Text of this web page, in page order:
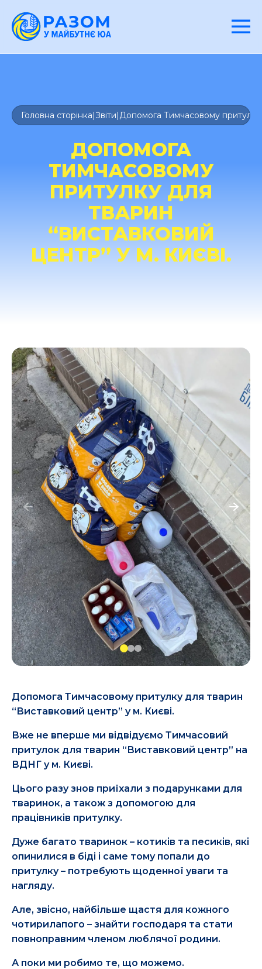
Головна сторінка|Звіти|Допомога Тимчасовому притулку
ДОПОМОГА
ТИМЧАСОВОМУ
ПРИТУЛКУ ДЛЯ
ТВАРИН
“ВИСТАВКОВИЙ
ЦЕНТР” У М. КИЄВІ.
Допомога Тимчасовому притулку для тварин
“Виставковий центр” у м. Києві.
Вже не вперше ми відвідуємо Тимчасовий
притулок для тварин “Виставковий центр” на
ВДНГ у м. Києві.
Цього разу знов приїхали з подарунками для
тваринок, а також з допомогою для
працівників притулку.
Дуже багато тваринок – котиків та песиків, які
опинилися в біді і саме тому попали до
притулку – потребують щоденної уваги та
нагляду.
Але, звісно, найбільше щастя для кожного
чотирилапого – знайти господаря та стати
повноправним членом люблячої родини.
А поки ми робимо те, що можемо.